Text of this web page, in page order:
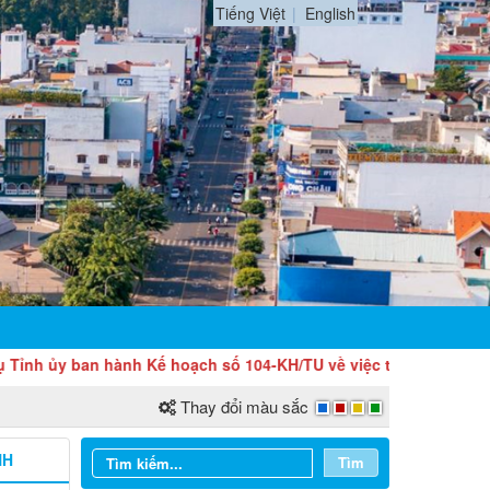
Tiếng Việt English
ban hành Kế hoạch số 104-KH/TU về việc tổ chức Lễ công
Thay đổi màu sắc
Tìm